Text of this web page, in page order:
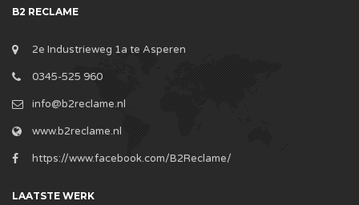
B2 RECLAME
2e Industrieweg 1a te Asperen
0345-525 960
info@b2reclame.nl
www.b2reclame.nl
https://www.facebook.com/B2Reclame/
LAATSTE WERK